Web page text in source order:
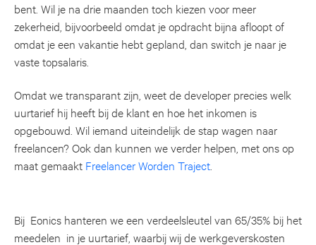
bent. Wil je na drie maanden toch kiezen voor meer
zekerheid, bijvoorbeeld omdat je opdracht bijna afloopt of
omdat je een vakantie hebt gepland, dan switch je naar je
vaste topsalaris.
Omdat we transparant zijn, weet de developer precies welk
uurtarief hij heeft bij de klant en hoe het inkomen is
opgebouwd. Wil iemand uiteindelijk de stap wagen naar
freelancen? Ook dan kunnen we verder helpen, met ons op
maat gemaakt Freelancer Worden Traject
Bij Eonics hanteren we een verdeelsleutel van 65/35% bij het
meedelen in je uurtarief, waarbij wij de werkgeverskosten